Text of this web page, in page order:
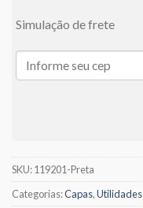
Simulação de frete
SKU:119201-Preta
Categorias:Capas,Utilidades